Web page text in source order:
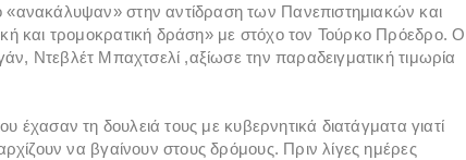
στην αντίδραση των Πανεπιστημιακών και
και τρομοκρατική δράση» με στόχο τον Τούρκο Πρόεδρο. Ο
Ντεβλέτ Μπαχτσελί ,αξίωσε την παραδειγματική τιμωρία
έχασαν τη δουλειά τους με κυβερνητικά διατάγματα γιατί
να βγαίνουν στους δρόμους. Πριν λίγες ημέρες